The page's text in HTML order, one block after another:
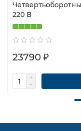
220 В
23790 ₽